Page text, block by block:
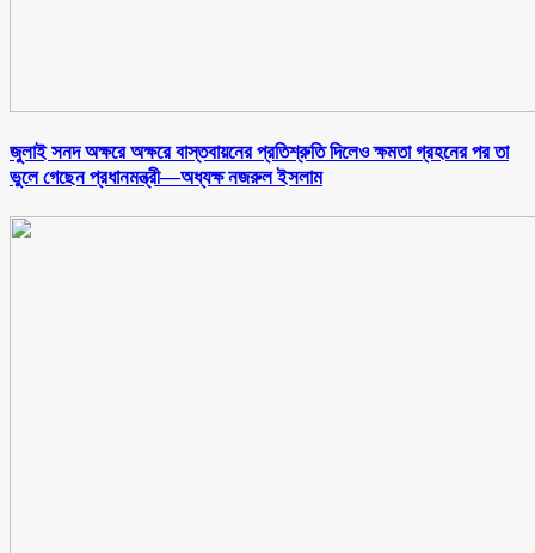
জুলাই সনদ অক্ষরে অক্ষরে বাস্তবায়নের প্রতিশ্রুতি দিলেও ক্ষমতা গ্রহনের পর তা
ভুলে গেছেন প্রধানমন্ত্রী—অধ্যক্ষ নজরুল ইসলাম